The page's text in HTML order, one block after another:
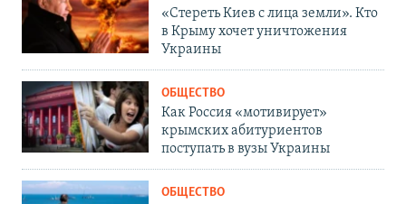
«Стереть Киев с лица земли». Кто
в Крыму хочет уничтожения
Украины
ОБЩЕСТВО
Как Россия «мотивирует»
крымских абитуриентов
поступать в вузы Украины
ОБЩЕСТВО